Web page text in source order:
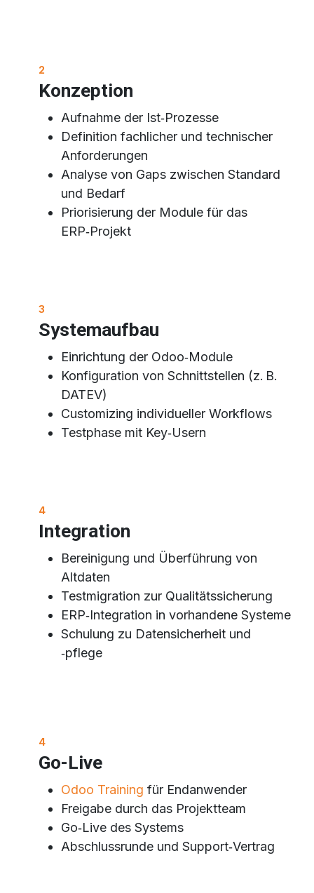
2​
Konzeption
Aufnahme der Ist‑Prozesse
Definition fachlicher und technischer
Anforderungen
Analyse von Gaps zwischen Standard
und Bedarf
Priorisierung der Module für das
ERP‑Projekt
3
Systemaufbau
Einrichtung der Odoo‑Module
Konfiguration von Schnittstellen (z. B.
DATEV)
Customizing individueller Workflows
Testphase mit Key‑Usern
4
Integration
Bereinigung und Überführung von
Altdaten
Testmigration zur Qualitätssicherung
ERP‑Integration in vorhandene Systeme
Schulung zu Datensicherheit und
‑pflege
4
Go-Live
Odoo Training für Endanwender
Freigabe durch das Projektteam
Go‑Live des Systems
Abschlussrunde und Support‑Vertrag